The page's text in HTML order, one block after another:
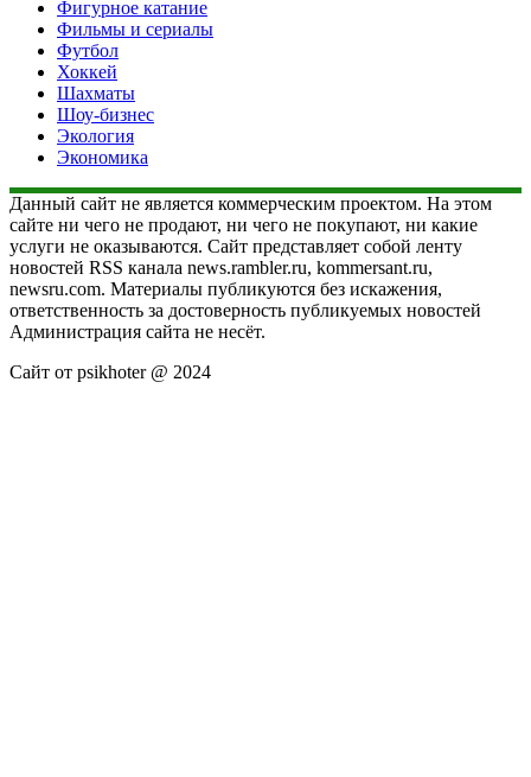
Фигурное катание
Фильмы и сериалы
Футбол
Хоккей
Шахматы
Шоу-бизнес
Экология
Экономика
Данный сайт не является коммерческим проектом. На этом
сайте ни чего не продают, ни чего не покупают, ни какие
услуги не оказываются. Сайт представляет собой ленту
новостей RSS канала news.rambler.ru, kommersant.ru,
newsru.com. Материалы публикуются без искажения,
ответственность за достоверность публикуемых новостей
Администрация сайта не несёт.
Сайт от psikhoter @ 2024